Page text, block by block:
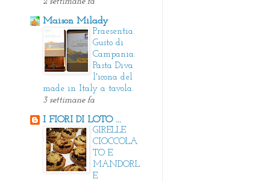
Maison Milady
Praesentia.
Gusto di
Campania:
Pasta Diva
l'icona del
made in Italy a tavola.
3 settimane fa
I FIORI DI LOTO ...
GIRELLE
CIOCCOLA
TO E
MANDORL
E